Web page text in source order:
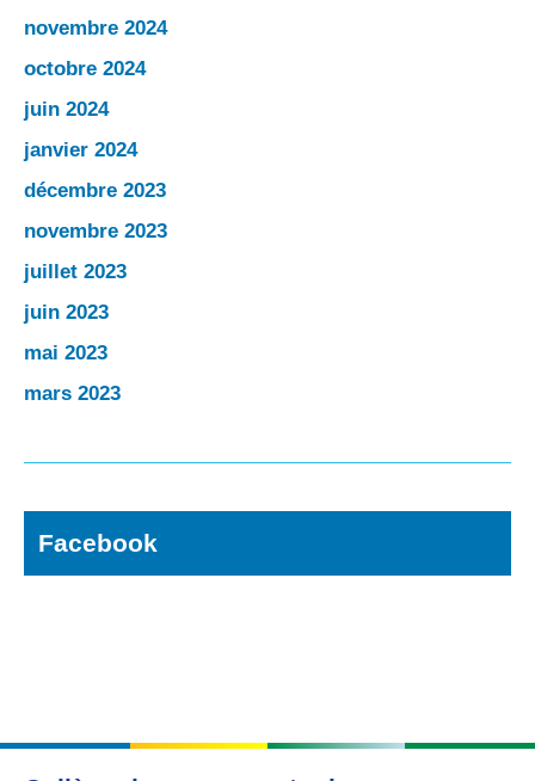
novembre 2024
octobre 2024
juin 2024
janvier 2024
décembre 2023
novembre 2023
juillet 2023
juin 2023
mai 2023
mars 2023
Facebook